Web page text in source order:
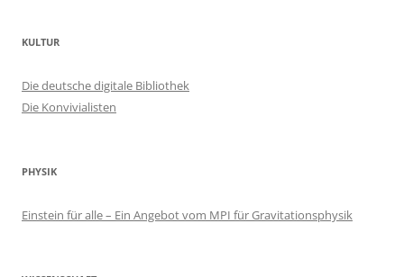
KULTUR
Die deutsche digitale Bibliothek
Die Konvivialisten
PHYSIK
Einstein für alle – Ein Angebot vom MPI für Gravitationsphysik